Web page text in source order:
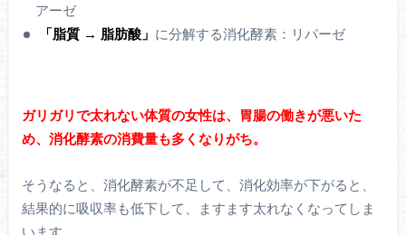
アーゼ
「脂質 → 脂肪酸」 に分解する消化酵素：リパーゼ
ガリガリで太れない体質の女性は、胃腸の働きが悪いた
め、消化酵素の消費量も多くなりがち。
そうなると、消化酵素が不足して、消化効率が下がると、
結果的に吸収率も低下して、ますます太れなくなってしま
います。